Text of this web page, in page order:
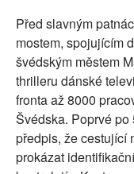
RUBRIKY
PLNÁ VERZE
Před slavným
mostem, spojujícím
švédským městem
thrilleru dánské
fronta až 8000
Švédska. Poprvé
předpis, že cestující
prokázat